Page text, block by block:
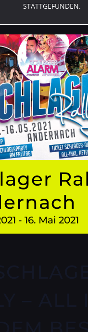
STATTGEFUNDEN.
- 16. Mai 2021